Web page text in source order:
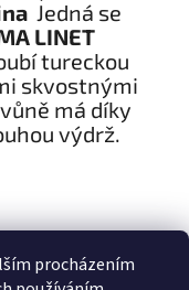
procházením
Jedná se
LINET
tureckou
skvostnými
má díky
výdrž.